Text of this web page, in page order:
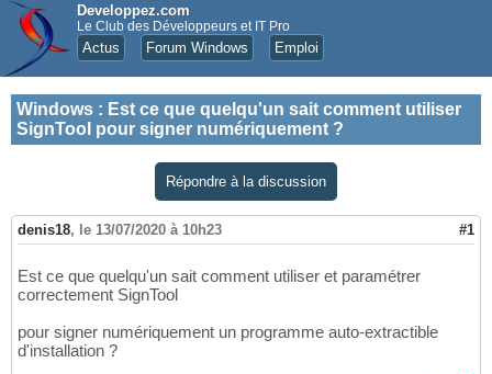
Developpez.com
Le Club des Développeurs et IT Pro
Actus Forum Windows Emploi
Windows : Est ce que quelqu'un sait comment utiliser
SignTool pour signer numériquement ?
Répondre à la discussion
denis18, le 13/07/2020 à 10h23 #1
Est ce que quelqu'un sait comment utiliser et paramétrer
correctement SignTool
pour signer numériquement un programme auto-extractible
d'installation ?